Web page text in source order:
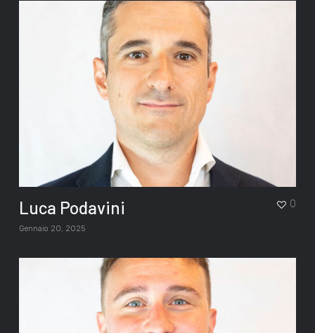
Luca Podavini
Gennaio 20, 2025
0